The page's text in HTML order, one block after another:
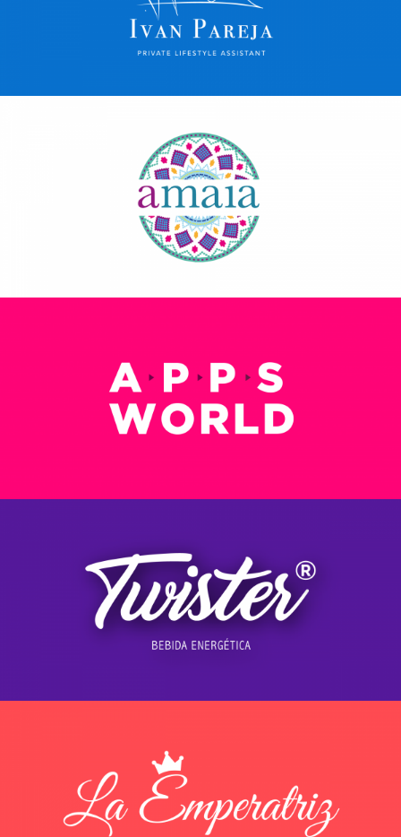
Amaia
Ver más
AppsWorld
Ver más
Twister
Ver más
La Emperatriz
Ver más